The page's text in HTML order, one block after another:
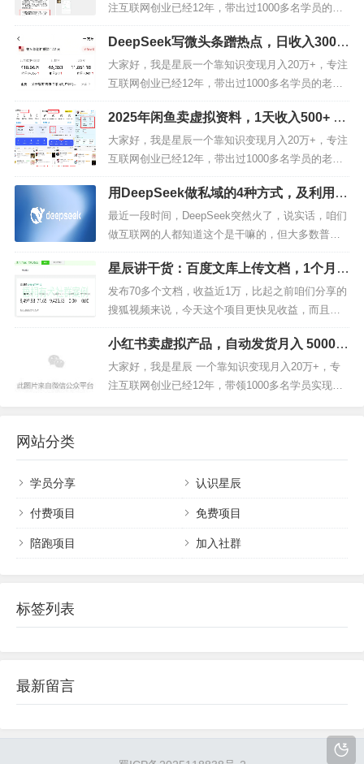
方法就是，把知乎上点赞高的内容截下来，再
搬运到公众号上。
1、注册微信公众号
册，然后按要求填写信息。
按照你想做的领域+昵称来写就行，比如：搞
笑+星辰。
注互联网创业已经12年，带出过1000多名学员的老
司机，如果你对我还不够了解的，可以看看下面这
篇文章，我会告诉你，我是如何从负债20多万，后
来，靠知识变现成功翻身上岸的！做知识变现3年，
7个月还清200万负债，赚钱的方法很重要！进入今
天的正...
DeepSeek写微头条蹭热点，日收入300-5
00+的详细
大家好，我是星辰一个靠知识变现月入20万+，专注
互联网创业已经12年，带出过1000多名学员的老司
机，如果你对我还不够了解的，可以看看下面这篇
文章，我会告诉你，我是如何从负债20多万，后
来，靠知识变现成功翻身上岸的！做知识变现3年，
7个月还清208万负债，赚钱的方法很重要！我的一
位小学同学，去年还在...
2025年闲鱼卖虚拟资料，1天收入500+ 低
成本开店全流程【保姆级教程】
大家好，我是星辰一个靠知识变现月入20万+，专注
互联网创业已经12年，带出过1000多名学员的老司
机，如果你对我还不够了解的，可以看看下面这篇
文章，我会告诉你，我是如何从负债20多万，后
来，靠知识变现成功翻身上岸的！做知识变现3年，
7个月还清200万负债，赚钱的方法很重要！今天给
大家分享如何通过闲鱼...
用DeepSeek做私域的4种方式，及利用它
变现的5种副业方式
最近一段时间，DeepSeek突然火了，说实话，咱们
做互联网的人都知道这个是干嘛的，但大多数普通
人根本就不知道DeepSeek这玩意究竟有什么用，更
不知道如何运用这个神奇的工具去变现，去做私
域。今天一篇文章给大家彻底讲明白DeepSeek的几
种变现方式，以及在私域上的运用逻辑。01什么是D
eepSe...
星辰讲干货：百度文库上传文档，1个月2
000-5000管道收益
发布70多个文档，收益近1万，比起之前咱们分享的
搜狐视频来说，今天这个项目更快见收益，而且更
稳定一些，搜狐视频项目可以说大部分账号前期流
量都很差，而且没有发布补贴，即便你发布了1000
个视频，平台也不会给你任何补偿。但是，今天这
个百度文库的项目就不一样了，只要你去做，每个
小红书卖虚拟产品，自动发货月入 5000
+，4 步实操拆解（附零成本启动指南）
大家好，我是星辰 一个靠知识变现月入20万+，专
注互联网创业已经12年，带领1000多名学员实现月
债，赚钱的方法很重要！最近后台很多小伙伴问：
网站分类
学员分享 认识星辰
付费项目 免费项目
陪跑项目 加入社群
标签列表
最新留言